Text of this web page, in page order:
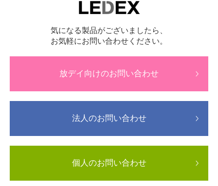
気になる製品がございましたら、
お気軽にお問い合わせください。
放デイ向けのお問い合わせ
法人のお問い合わせ
個人のお問い合わせ